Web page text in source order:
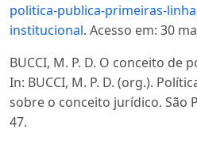
politica-publica-primeiras-
institucional. Acesso em: 30
BUCCI, M. P. D. O conceito de
In: BUCCI, M. P. D. (org.).
sobre o conceito jurídico. São
47.